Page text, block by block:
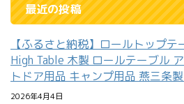
最近の投稿
【ふるさと納税】ロールトップ
High Table 木製 ロールテーブル
トドア用品 キャンプ用品 燕三条
2026年4月4日